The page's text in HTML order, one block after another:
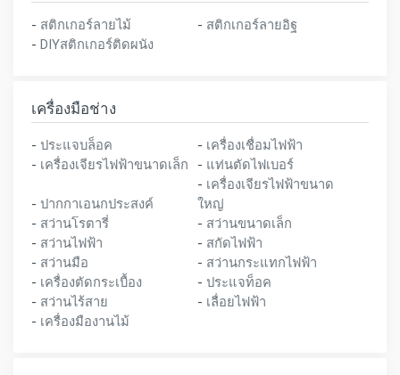
- สติกเกอร์ลายไม้ - สติกเกอร์ลายอิฐ
- DIYสติกเกอร์ติดผนัง
เครื่องมือช่าง
- ประแจบล็อค - เครื่องเชื่อมไฟฟ้า
- เครื่องเจียรไฟฟ้าขนาดเล็ก - แท่นตัดไฟเบอร์
- ปากกาเอนกประสงค์
- เครื่องเจียรไฟฟ้าขนาด
ใหญ่
- สว่านโรตารี่ - สว่านขนาดเล็ก
- สว่านไฟฟ้า - สกัดไฟฟ้า
- สว่านมือ - สว่านกระแทกไฟฟ้า
- เครื่องตัดกระเบื้อง - ประแจท็อค
- สว่านไร้สาย - เลื่อยไฟฟ้า
- เครื่องมืองานไม้